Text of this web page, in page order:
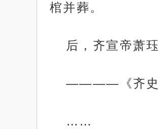
棺并葬。
后，齐宣帝萧
————《齐史·
……